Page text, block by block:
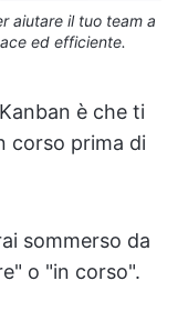
aiutare il tuo team a
ed efficiente.
è che ti
corso prima di
sommerso da
o "in corso".